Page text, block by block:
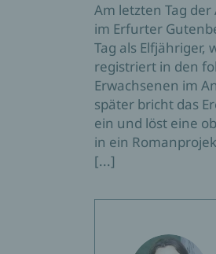
Am letzten Tag
im Erfurter
Tag als
registriert in den
Erwachsenen im
später bricht das
ein und löst eine
in ein
[...]